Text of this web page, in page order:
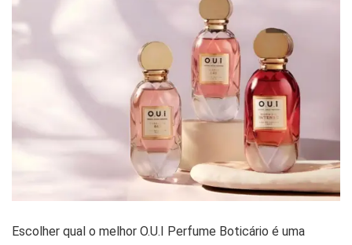
Escolher qual o melhor O.U.I Perfume Boticário é uma